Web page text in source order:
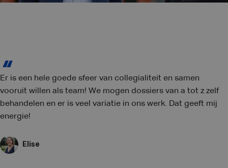
Er is een hele goede sfeer van collegialiteit en samen
vooruit willen als team! We mogen dossiers van a tot z zelf
behandelen en er is veel variatie in ons werk. Dat geeft mij
energie!
Elise